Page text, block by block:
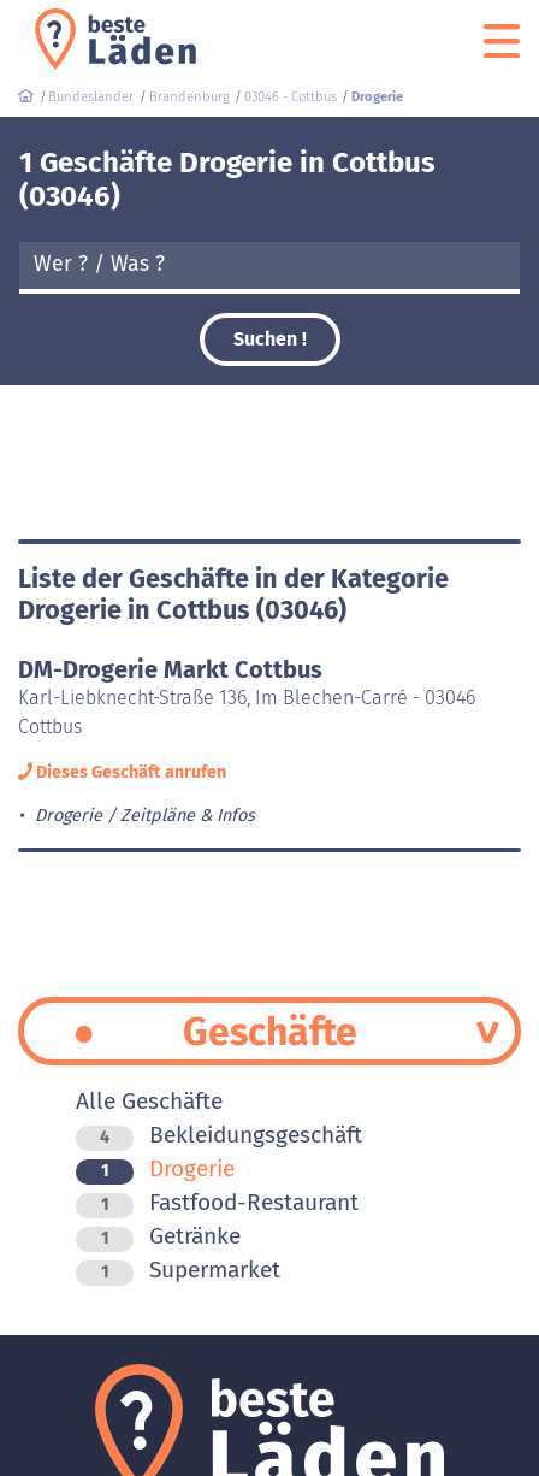
Bundesländer Brandenburg 03046 - Cottbus Drogerie
1 Geschäfte Drogerie in Cottbus
(03046)
Suchen !
Liste der Geschäfte in der Kategorie
Drogerie in Cottbus (03046)
DM-Drogerie Markt Cottbus
Karl-Liebknecht-Straße 136, Im Blechen-Carré - 03046
Cottbus
Dieses Geschäft anrufen
Drogerie Zeitpläne & Infos
Geschäfte
Alle Geschäfte
4 Bekleidungsgeschäft
1 Drogerie
1 Fastfood-Restaurant
1 Getränke
1 Supermarket